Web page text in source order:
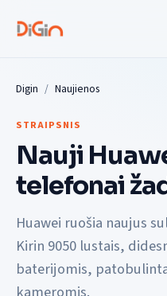
Digin Naujienos
STRAIPSNIS
Nauji
telefonai
Huawei ruošia naujus
Kirin 9050 lustais,
baterijomis,